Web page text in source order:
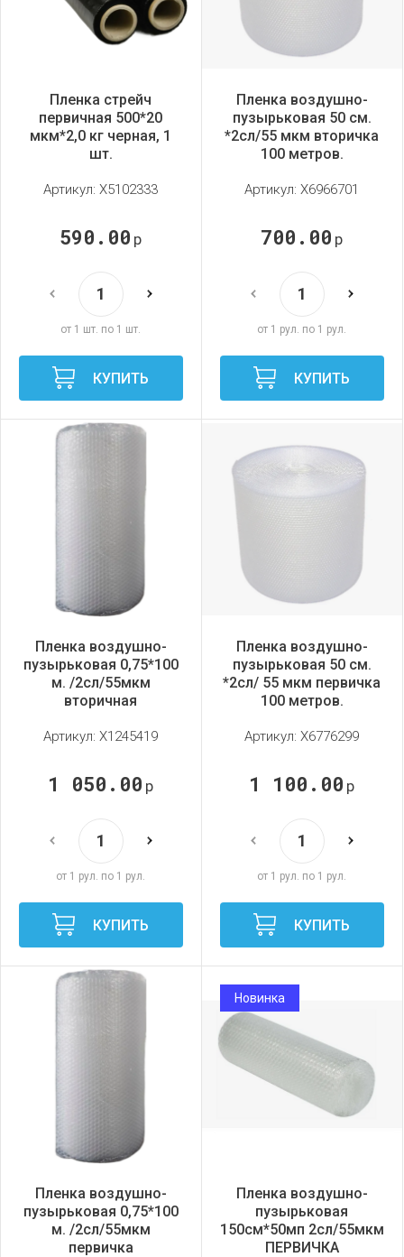
Пленка стрейч
первичная 500*20
мкм*2,0 кг черная, 1
шт.
Артикул: X5102333
590.00 р
от 1 шт. по 1 шт.
КУПИТЬ
Пленка воздушно-
пузырьковая 50 см.
*2сл/55 мкм вторичка
100 метров.
Артикул: X6966701
700.00 р
от 1 рул. по 1 рул.
КУПИТЬ
Пленка воздушно-
пузырьковая 0,75*100
м. /2сл/55мкм
вторичная
Артикул: X1245419
1 050.00 р
от 1 рул. по 1 рул.
КУПИТЬ
Пленка воздушно-
пузырьковая 50 см.
*2сл/ 55 мкм первичка
100 метров.
Артикул: X6776299
1 100.00 р
от 1 рул. по 1 рул.
КУПИТЬ
Пленка воздушно-
пузырьковая 0,75*100
м. /2сл/55мкм
первичка
Новинка
Пленка воздушно-
пузырьковая
150см*50мп 2сл/55мкм
ПЕРВИЧКА